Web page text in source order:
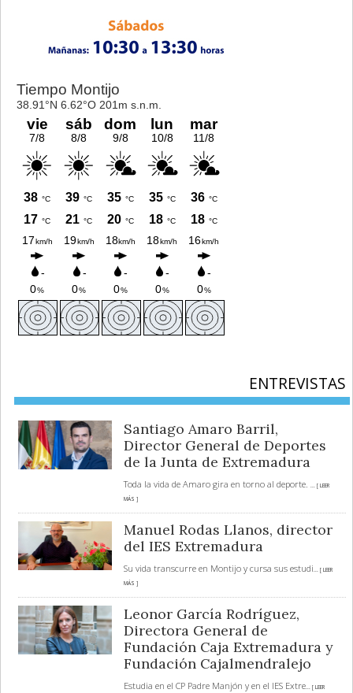
ENTREVISTAS
Santiago Amaro Barril,
Director General de Deportes
de la Junta de Extremadura
Toda la vida de Amaro gira en torno al deporte. ... [ LEER
MÁS ]
Manuel Rodas Llanos, director
del IES Extremadura
Su vida transcurre en Montijo y cursa sus estudi... [ LEER
MÁS ]
Leonor García Rodríguez,
Directora General de
Fundación Caja Extremadura y
Fundación Cajalmendralejo
Estudia en el CP Padre Manjón y en el IES Extre... [ LEER